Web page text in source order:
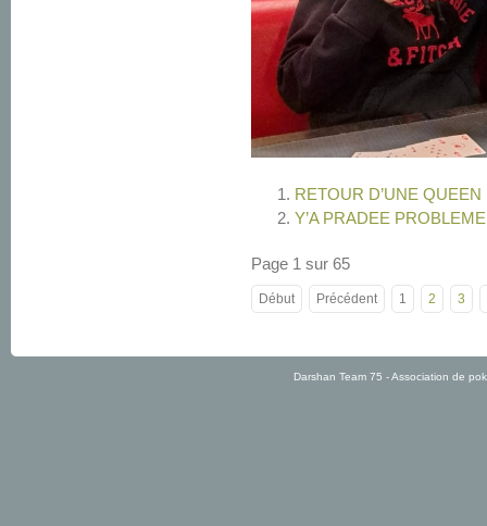
RETOUR D’UNE
Y’A PRADEE
Page 1 sur 65
Début Précédent 1 2 3
Darshan Team 75 - Association de